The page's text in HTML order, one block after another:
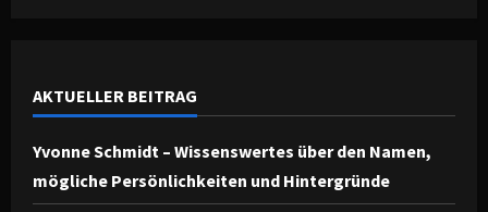
AKTUELLER BEITRAG
Yvonne Schmidt – Wissenswertes über den Namen,
mögliche Persönlichkeiten und Hintergründe